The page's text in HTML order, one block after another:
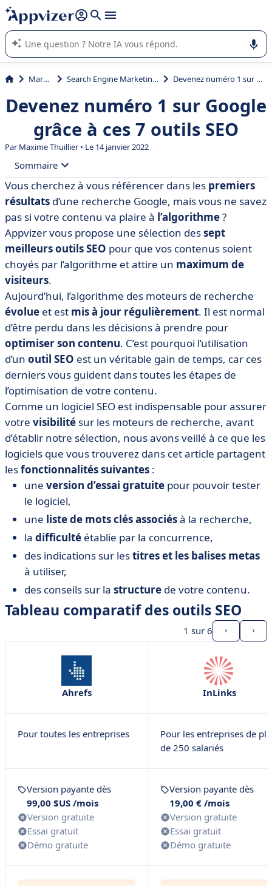
répondre (plusieurs lignes avec
L'IA de Appvizer vous guide dans l'utilisation ou la sélection de
logiciel SaaS en entreprise.
Marketing Search Engine Marketing (SEM, SEO, SEA) Devenez numéro 1 sur Google grâce à ces 7 outils SEO
Devenez numéro 1 sur Google
grâce à ces 7 outils SEO
Par Maxime Thuillier • Le 14 janvier 2022
Sommaire
• Tableau comparatif des outils SEO
• Ahrefs
• Inlinks
• Ubersuggest
• Ranxplorer
• Semrush
• SEObserver
• Le logiciel SEO : un outil indispensable pour décupler
votre trafic gratuit
Vous cherchez à vous référencer dans les premiers
résultats d’une recherche Google, mais vous ne savez
pas si votre contenu va plaire à l’algorithme?
Appvizer vous propose une sélection dessept
meilleurs outils SEO pour que vos contenus soient
choyés par l’algorithme et attire un maximum de
visiteurs.
Aujourd’hui, l’algorithme des moteurs de recherche
évolue et est mis à jour régulièrement. Il est normal
d’être perdu dans les décisions à prendre pour
optimiser son contenu. C’est pourquoi l’utilisation
d’un outil SEO est un véritable gain de temps, car ces
derniers vous guident dans toutes les étapes de
l’optimisation de votre contenu.
Comme un logiciel SEO est indispensable pour assurer
votre visibilité sur les moteurs de recherche, avant
d’établir notre sélection, nous avons veillé à ce que les
logiciels que vous trouverez dans cet article partagent
lesfonctionnalités suivantes :
une version d’essai gratuite pour pouvoir tester
le logiciel,
une liste de mots clés associésà la recherche,
la difficulté établie par la concurrence,
des indications sur lestitres et les balises metas
à utiliser,
des conseils sur la structure de votre contenu.
Tableau comparatif des outils SEO
1 sur 6
Ahrefs InLinks
Pour toutes les entreprises
Pour les entreprises de
de 250 salariés
Version payante dès
99,00 $US /mois
Version gratuite
Essai gratuit
Démo gratuite
Version payante dès
19,00 € /mois
Version gratuite
Essai gratuit
Démo gratuite